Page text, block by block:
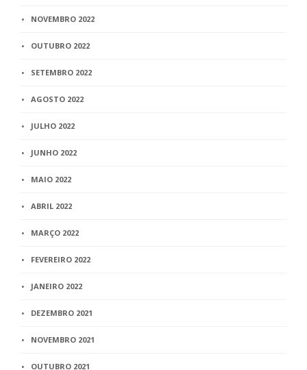
NOVEMBRO 2022
OUTUBRO 2022
SETEMBRO 2022
AGOSTO 2022
JULHO 2022
JUNHO 2022
MAIO 2022
ABRIL 2022
MARÇO 2022
FEVEREIRO 2022
JANEIRO 2022
DEZEMBRO 2021
NOVEMBRO 2021
OUTUBRO 2021